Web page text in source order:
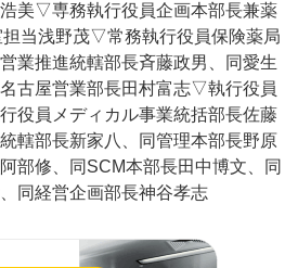
美▽専務執行役員企画本部長兼薬
当浅野茂▽常務執行役員保険薬局
業推進統轄部長斉藤政男、同愛生
古屋営業部長田村富志▽執行役員
役員メディカル事業統括部長佐藤
轄部長新家八、同管理本部長野原
部修、同SCM本部長田中博文、同
同経営企画部長神谷孝志